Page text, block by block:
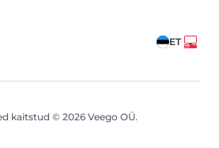
ET
kaitstud © 2026 Veego OÜ.